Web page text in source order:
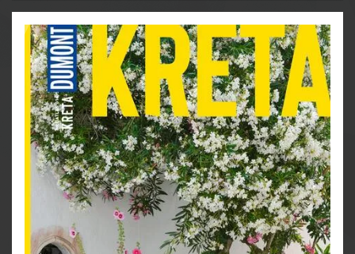
DuMont Bildatlas entdecken Sie die
beeindruckendsten Orte der Stadt und erleben, was
»Bella Roma« so anziehend macht.
Die besten Ideen für Ihre Reiseplanung auf einen
Blick: ungewöhnliche Kulturerlebnisse, große
Kunst und grüne Wunder
Besondere Highlights der Stadt entdecken: unsere
Favoriten für grüne Oasen, interessante
Unterkünfte und leckeres Eis
Rom natürlich erleben: nachhaltig Reisen mit
umweltfreundlichen Unternehmungen
Die schönsten Erinnerungen zum Mitnehmen:
Tipps für Souvenirs, Erfahrungen und Erlebnisse